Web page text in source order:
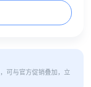
可与官方促销叠加，立